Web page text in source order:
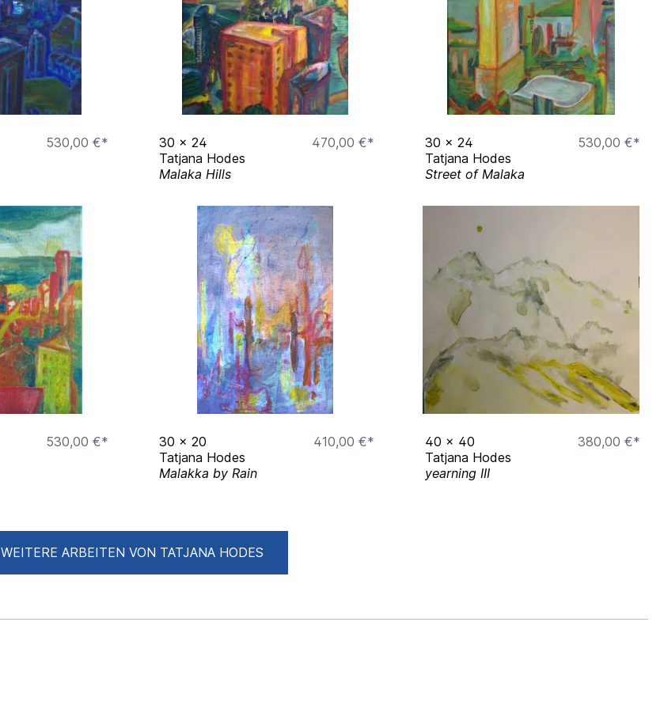
530,00 €*
30 x 24
470,00 €*
Tatjana Hodes
Malaka Hills
30 x 24
530,00 €*
Tatjana Hodes
Street of Malaka
530,00 €*
30 x 20
410,00 €*
Tatjana Hodes
Malakka by Rain
40 x 40
380,00 €*
Tatjana Hodes
yearning III
WEITERE ARBEITEN VON TATJANA HODES